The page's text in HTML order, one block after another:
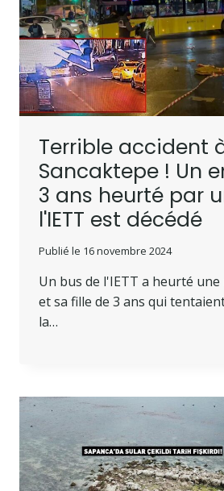
Terrible accident
Sancaktepe ! Un
3 ans heurté par
l'IETT est décédé
Publié le 16 novembre 2024
Un bus de l'IETT a heurté
et sa fille de 3 ans qui
la…